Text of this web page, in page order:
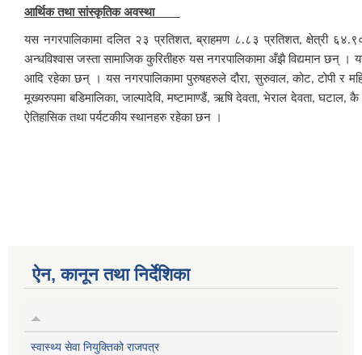
आर्थिक तथा सांस्कृतिक अवस्था
यस नगरपालिकामा दलित २३ प्रतिशत,ब्राहमण ८.८३ प्रतिशत, क्षेत्री
अन्धविश्वास जस्ता सामाजिक कुरितीहरु यस नगरपालिकामा अँझै विद्यमान छन् ।
आदि रहेका छन् । यस नगरपालिकामा पुरुषहरुले दौरा,सुरुवाल,कोट,टोपी र
मूख्यरुपमा बडिमालिका,जाल्पादेवि,मष्टामाण्डैं,ऋषि देवता,भेराल देवता,घटाल,कै
ऐतिहासिक तथा पर्यटकीय स्थानहरु रहेका छन ।
ऐन, कानून तथा निर्देशिका
स्वास्थ्य सेवा नियुक्तिको राजपत्र